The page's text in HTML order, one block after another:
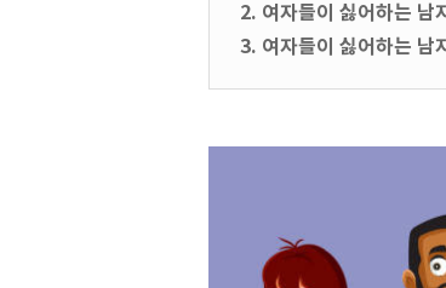
2. 여자들이 싫어하는 남
3. 여자들이 싫어하는 남